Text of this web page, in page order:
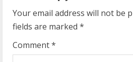
e
R
Your email address will not be
fields are marked *
Comment*